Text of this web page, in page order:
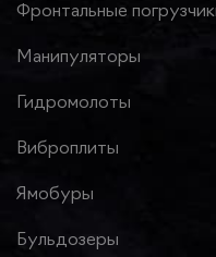
Фронтальные
Манипуляторы
Гидромолоты
Виброплиты
Ямобуры
Бульдозеры